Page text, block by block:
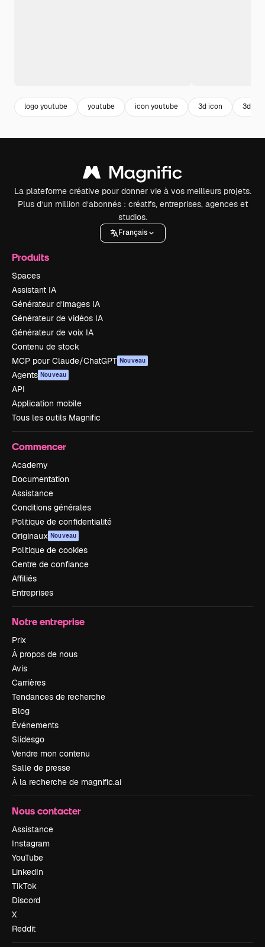
logo youtube youtube icon youtube 3d icon 3d
La plateforme créative pour donner vie à vos meilleurs projets.
Plus d’un million d’abonnés : créatifs, entreprises, agences et
studios.
Français
Produits
Spaces
Assistant IA
Générateur d’images IA
Générateur de vidéos IA
Générateur de voix IA
Contenu de stock
MCP pour Claude/ChatGPT Nouveau
Agents Nouveau
API
Application mobile
Tous les outils Magnific
Commencer
Academy
Documentation
Assistance
Conditions générales
Politique de confidentialité
Originaux Nouveau
Politique de cookies
Centre de confiance
Affiliés
Entreprises
Notre entreprise
Prix
À propos de nous
Avis
Carrières
Tendances de recherche
Blog
Événements
Slidesgo
Vendre mon contenu
Salle de presse
À la recherche de magnific.ai
Nous contacter
Assistance
Instagram
YouTube
LinkedIn
TikTok
Discord
X
Reddit